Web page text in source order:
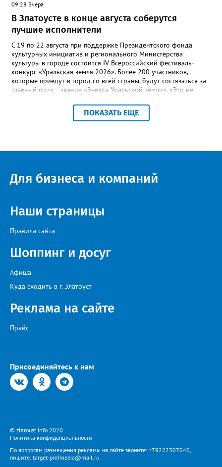
09:28 Вчера
В Златоусте в конце августа соберутся
лучшие исполнители
С 19 по 22 августа при поддержке Президентского фонда
культурных инициатив и регионального Министерства
культуры в городе состоится IV Всероссийский фестиваль-
конкурс «Уральская земля 2026». Более 200 участников,
которые приедут в город со всей страны, будут состязаться за
главный приз – звание «Звезда Уральской земли». «Это не
прослушивания участников, мастер-классы от ведущих
наставников, выступления победителей прошлых лет и
Челябинской, Свердловской, Курганской, Оренбургской
идейный вдохновитель, организатор фестиваля, эстрадный
певец, победитель главного патриотического конкурса страны
искусства «Золотая лира», участник телевизионных проектов
на Первом канале, обладатель звания «Голос страны» Алексей
ПОКАЗАТЬ ЕЩЕ
Для бизнеса и компаний
Наши страницы
Правила сайта
Шоппинг и досуг
Афиша
Куда сходить в г. Златоуст
Реклама на сайте
Прайс
Присоединяйтесь к нам
© zlatoust.info 2020
Политика конфиденциальности
По вопросам размещения рекламы на сайте звоните: +79222307040,
пишите: target-profmedia@mail.ru